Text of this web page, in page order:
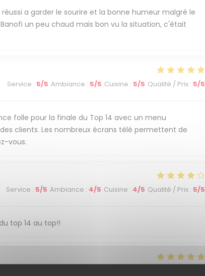
a garder le sourire et la bonne humeur malgré le
un peu chaud mais bon vu la situation, c'était
Service : 5/5 Ambiance : 5/5 Cuisine : 5/5 Qualité / Prix : 5/5
folle pour la finale du Top 14 avec un menu
clients. Les nombreux écrans télé permettent de
vous.
Service : 5/5 Ambiance : 4/5 Cuisine : 4/5 Qualité / Prix : 5/5
top 14 au top!!